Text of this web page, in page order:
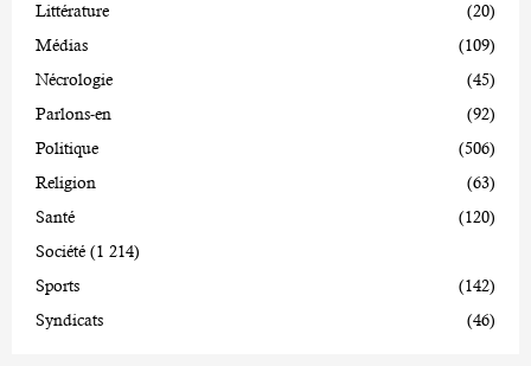
Littérature
(20)
Médias
(109)
Nécrologie
(45)
Parlons-en
(92)
Politique
(506)
Religion
(63)
Santé
(120)
Société (1 214)
Sports
(142)
Syndicats
(46)